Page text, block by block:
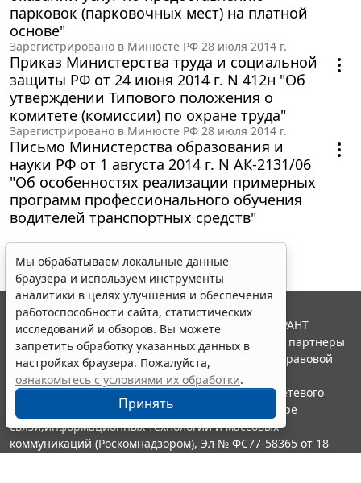
парковок (парковочных мест) на платной
основе"
Зарегистрировано в Минюсте РФ 28 июля 2014 г.
Приказ Министерства труда и социальной
защиты РФ от 24 июня 2014 г. N 412н "Об
утверждении Типового положения о
комитете (комиссии) по охране труда"
Зарегистрировано в Минюсте РФ 28 июля 2014 г.
Письмо Министерства образования и
науки РФ от 1 августа 2014 г. N АК-2131/06
"Об особенностях реализации примерных
программ профессионального обучения
водителей транспортных средств"
Мы обрабатываем локальные данные
браузера и используем инструменты
аналитики в целях улучшения и обеспечения
работоспособности сайта, статистических
исследований и обзоров. Вы можете
запретить обработку указанных данных в
настройках браузера. Пожалуйста,
ознакомьтесь с условиями их обработки.
Принять
© ООО "НПП "ГАРАНТ-СЕРВИС", 2026. Система ГАРАНТ
выпускается с 1990 года. Компания "Гарант" и ее партнеры
являются участниками Российской ассоциации правовой
информации ГАРАНТ.
Портал ГАРАНТ.РУ зарегистрирован в качестве сетевого
издания Федеральной службой по надзору в сфере
связи,информационных технологий и массовых
коммуникаций (Роскомнадзором), Эл № ФС77-58365 от 18